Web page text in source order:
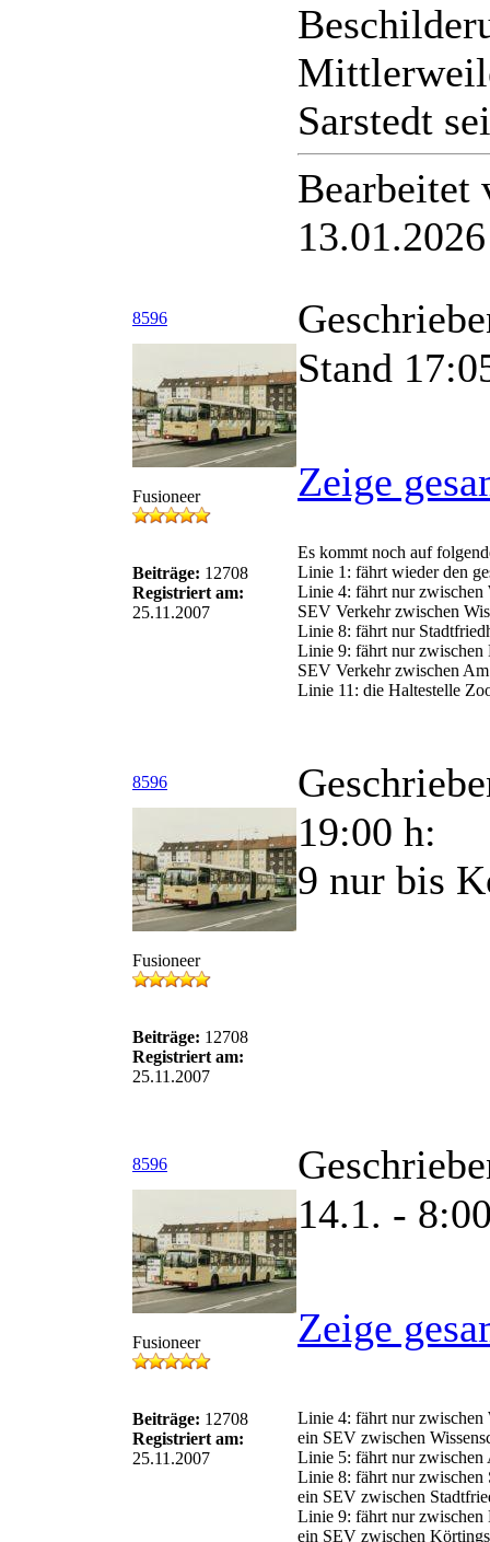
Sarstedt
Bearbeitet
8596
Fusioneer
Beiträge: 12708
Registriert am:
25.11.2007
Stand
Zeige
Es kommt noch auf
Linie 1: fährt wieder den
Linie 4: fährt nur zwischen
SEV Verkehr zwischen
Linie 8: fährt nur
Linie 9: fährt nur zwischen
SEV Verkehr zwischen
Linie 11: die Haltestelle
8596
Fusioneer
Beiträge: 12708
Registriert am:
25.11.2007
19:00 h:
9 nur bis
8596
Fusioneer
Beiträge: 12708
Registriert am:
25.11.2007
14.1. -
Zeige
Linie 4: fährt nur zwischen
ein SEV zwischen
Linie 5: fährt nur
Linie 8: fährt nur zwischen
ein SEV zwischen
Linie 9: fährt nur
ein SEV zwischen